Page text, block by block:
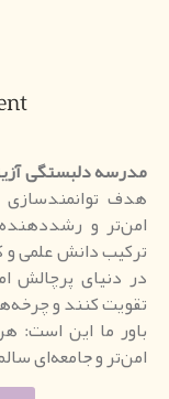
مدرسه دلبستگی
هدف توانمندسازی
امن‌تر و رشددهنده
ترکیب دانش علمی و
در دنیای پرچالش
تقویت کنند و
باور ما این است:
امن‌تر و جامعه‌ای